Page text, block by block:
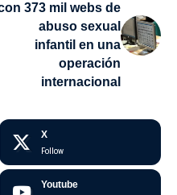
373 mil webs de
abuso sexual
infantil en una
operación
internacional
X
Follow
Youtube